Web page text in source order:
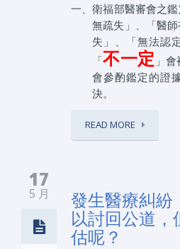
一、衛福部醫審會之
無疏失」、「醫
失」、「無法認
「不一定 」
會參酌鑑定的證
決。
READ MORE
17
5 月 發生醫療糾紛
以討回公道，
估呢？